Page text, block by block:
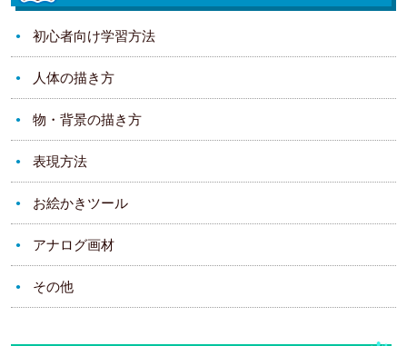
初心者向け学習方法
人体の描き方
物・背景の描き方
表現方法
お絵かきツール
アナログ画材
その他